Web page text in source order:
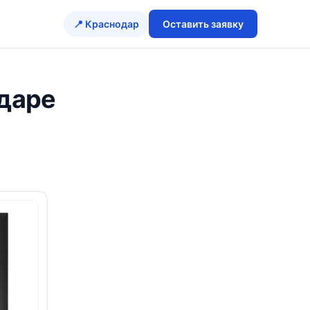
📍 Краснодар Оставить заявку